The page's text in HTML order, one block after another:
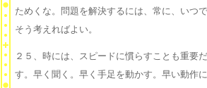
ためくな。問題を解決するには、常に、いつ
そう考えればよい。
２５、時には、スピードに慣らすことも重要
す。早く聞く。早く手足を動かす。早い動作